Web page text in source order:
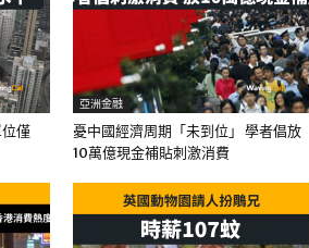
僅
亞洲金融
憂中國經濟周期「未到位」 學者倡放
10萬億現金補貼刺激消費